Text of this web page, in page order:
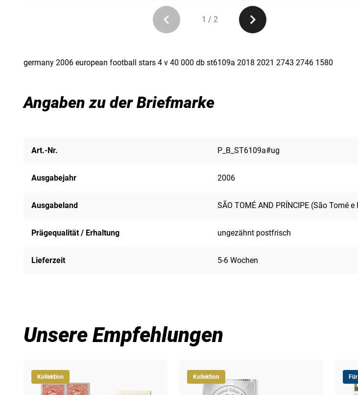
1 / 2
germany 2006 european football stars 4 v 40 000 db st6109a 2018 2021 2743 2746 1580
Angaben zu der Briefmarke
Art.-Nr. P_B_ST6109a#ug
Ausgabejahr 2006
Ausgabeland SÃO TOMÉ AND PRÍNCIPE (São Tomé e
Prägequalität / Erhaltung ungezähnt postfrisch
Lieferzeit 5-6 Wochen
Unsere Empfehlungen
Kollektion Kollektion